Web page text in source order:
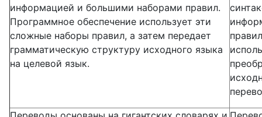
информацией и большими наборами правил.
Программное обеспечение использует эти
сложные наборы правил, а затем передает
грамматическую структуру исходного языка
на целевой язык.